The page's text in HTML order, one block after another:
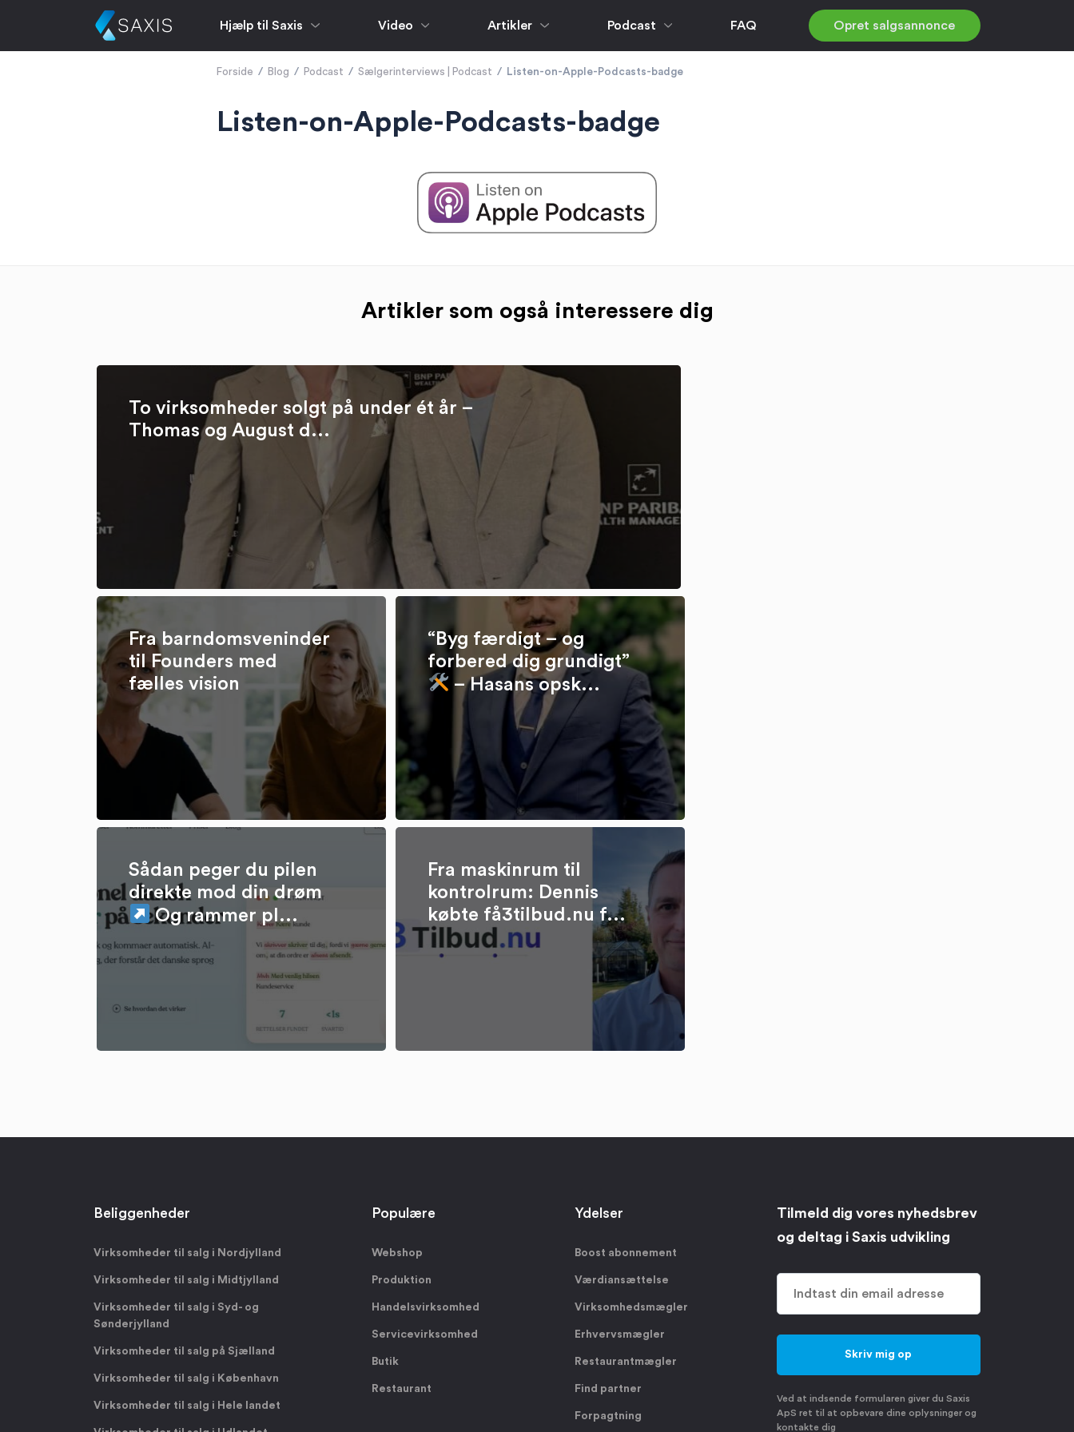
Hjælp til Saxis Video Artikler Podcast FAQ Opret salgsannonce
Forside / Blog / Podcast / Sælgerinterviews | Podcast / Listen-on-Apple-Podcasts-badge
Listen-on-Apple-Podcasts-badge
Artikler som også interessere dig
To virksomheder solgt på under ét år –
Thomas og August d...
Fra barndomsveninder
til Founders med
fælles vision
“Byg færdigt – og
forbered dig grundigt”
– Hasans opsk...
Sådan peger du pilen
direkte mod din drøm
Og rammer pl...
Fra maskinrum til
kontrolrum: Dennis
købte få3tilbud.nu f...
Beliggenheder
Virksomheder til salg i Nordjylland
Virksomheder til salg i Midtjylland
Virksomheder til salg i Syd- og
Sønderjylland
Virksomheder til salg på Sjælland
Virksomheder til salg i København
Virksomheder til salg i Hele landet
Populære
Webshop
Produktion
Handelsvirksomhed
Servicevirksomhed
Butik
Restaurant
Ydelser
Boost abonnement
Værdiansættelse
Virksomhedsmægler
Erhvervsmægler
Restaurantmægler
Find partner
Forpagtning
Tilmeld dig vores nyhedsbrev
og deltag i Saxis udvikling
Ved at indsende formularen giver du Saxis
ApS ret til at opbevare dine oplysninger og
kontakte dig